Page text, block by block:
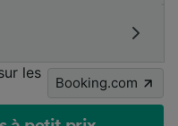
les
Booking.com